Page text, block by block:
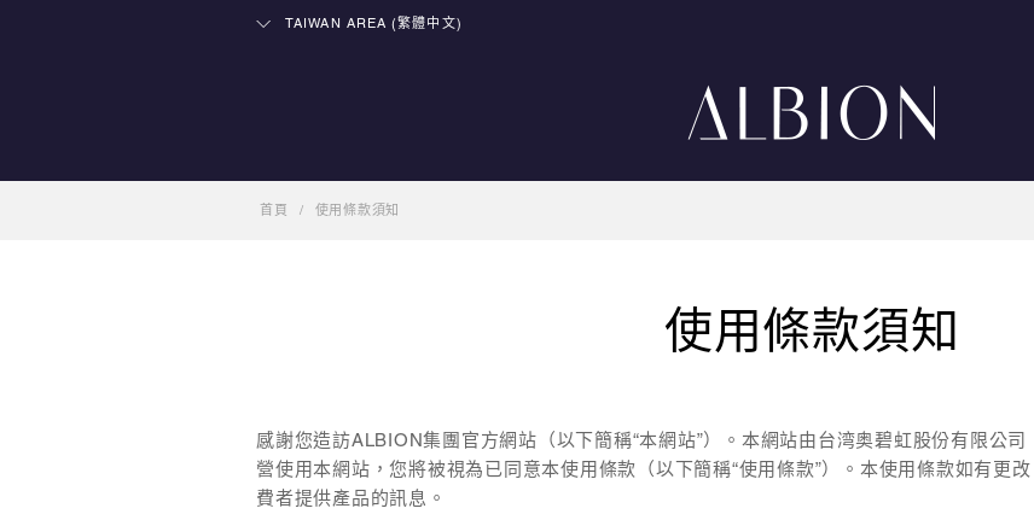
TAIWAN AREA (繁體中文)
首頁 / 使用條款須知
使用條款須知
感謝您造訪ALBION集團官方網站（以下簡稱“本網站”）。本網站由台湾奥碧虹股份有限公
營使用本網站，您將被視為已同意本使用條款（以下簡稱“使用條款”）。本使用條款如有更
費者提供產品的訊息。